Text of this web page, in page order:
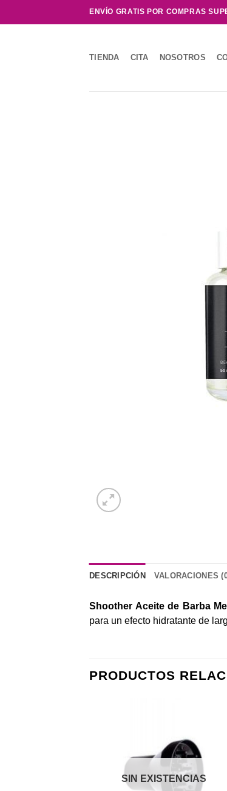
al
ENVÍO GRATIS POR COMPRAS
TIENDA CITA NOSOTROS
DESCRIPCIÓN VALORACIONES
Shoother Aceite de Barba
para un efecto hidratante de
PRODUCTOS
SIN EXISTENCIAS